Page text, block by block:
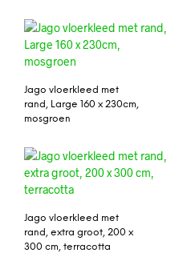
Jago vloerkleed met
rand, Large 160 x 230cm,
mosgroen
Jago vloerkleed met
rand, extra groot, 200 x
300 cm, terracotta